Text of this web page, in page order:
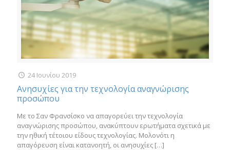
24 Ιουνίου 2019
Ανησυχίες για την τεχνολογία αναγνώρισης
προσώπου
Με το Σαν Φρανσίσκο να απαγορεύει την τεχνολογία
αναγνώρισης προσώπου, ανακύπτουν ερωτήματα σχετικά με
την ηθική τέτοιου είδους τεχνολογίας. Μολονότι η
απαγόρευση είναι κατανοητή, οι ανησυχίες […]